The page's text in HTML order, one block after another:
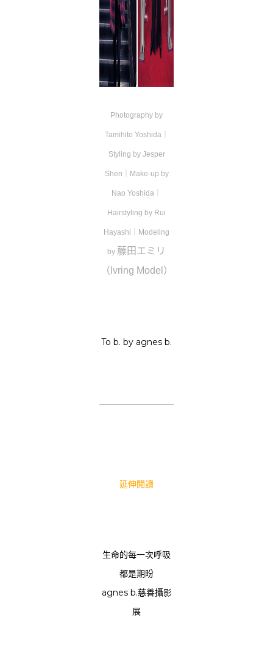
Photography by
Tamihito Yoshida｜
Styling by Jesper
Shen｜Make-up by
Nao Yoshida｜
Hairstyling by Rui
Hayashi｜Modeling
by 藤田エミリ
（Ivring Model）
To b. by agnes b.
延伸閱讀
生命的每一次呼吸
都是期盼
agnes b.慈善攝影
展